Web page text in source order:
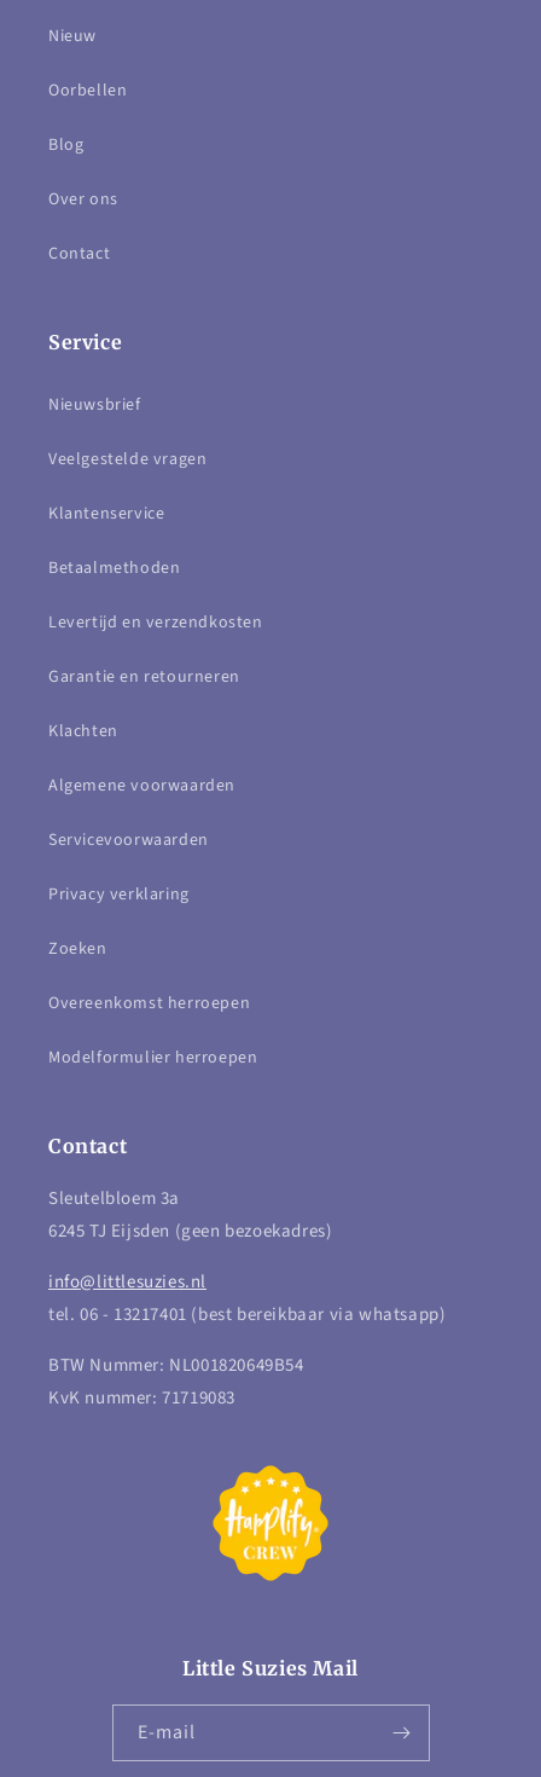
Nieuw
Oorbellen
Blog
Over ons
Contact
Service
Nieuwsbrief
Veelgestelde vragen
Klantenservice
Betaalmethoden
Levertijd en verzendkosten
Garantie en retourneren
Klachten
Algemene voorwaarden
Servicevoorwaarden
Privacy verklaring
Zoeken
Overeenkomst herroepen
Modelformulier herroepen
Contact
Sleutelbloem 3a
6245 TJ Eijsden (geen bezoekadres)
info@littlesuzies.nl
tel. 06 - 13217401 (best bereikbaar via whatsapp)
BTW Nummer: NL001820649B54
KvK nummer: 71719083
Little Suzies Mail
E‑mail